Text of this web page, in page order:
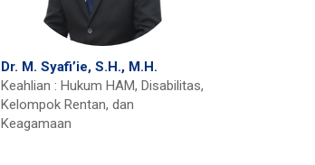
Dr. M. Syafi’ie, S.H., M.H.
Keahlian : Hukum HAM, Disabilitas,
Kelompok Rentan, dan
Keagamaan